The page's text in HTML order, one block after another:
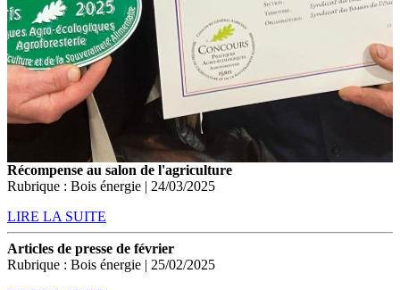
Récompense au salon de l'agriculture
Rubrique : Bois énergie | 24/03/2025
LIRE LA SUITE
Articles de presse de février
Rubrique : Bois énergie | 25/02/2025